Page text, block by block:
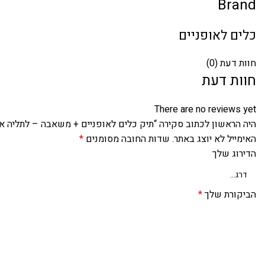
Brand
כלים לאופניים
חוות דעת (0)
חוות דעת
There are no reviews yet
היה הראשון לכתוב סקירה “תיק כלים לאופניים + משאבה – לתליה
האימייל לא יוצג באתר. שדות החובה מסומנים *
הדירוג שלך
הביקורת שלך*